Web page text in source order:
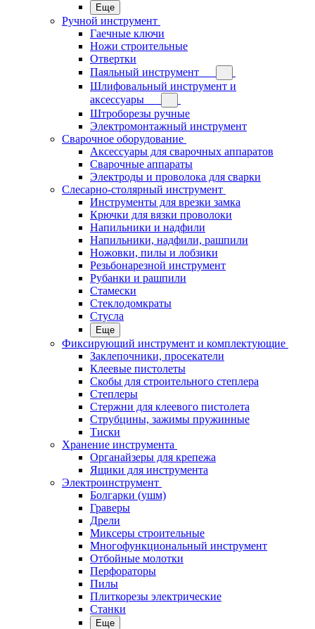
Еще
Ручной инструмент
Гаечные ключи
Ножи строительные
Отвертки
Паяльный инструмент
Шлифовальный инструмент и
аксессуары
Штроборезы ручные
Электромонтажный инструмент
Сварочное оборудование
Аксессуары для сварочных аппаратов
Сварочные аппараты
Электроды и проволока для сварки
Слесарно-столярный инструмент
Инструменты для врезки замка
Крючки для вязки проволоки
Напильники и надфили
Напильники, надфили, рашпили
Ножовки, пилы и лобзики
Резьбонарезной инструмент
Рубанки и рашпили
Стамески
Стеклодомкраты
Стусла
Еще
Фиксирующий инструмент и комплектующие
Заклепочники, просекатели
Клеевые пистолеты
Скобы для строительного степлера
Степлеры
Стержни для клеевого пистолета
Струбцины, зажимы пружинные
Тиски
Хранение инструмента
Органайзеры для крепежа
Ящики для инструмента
Электроинструмент
Болгарки (ушм)
Граверы
Дрели
Миксеры строительные
Многофункциональный инструмент
Отбойные молотки
Перфораторы
Пилы
Плиткорезы электрические
Станки
Еще